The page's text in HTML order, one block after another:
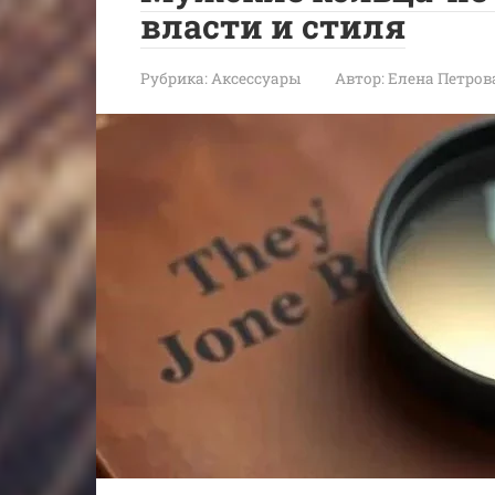
власти и стиля
Рубрика:Аксессуары Автор:Елена